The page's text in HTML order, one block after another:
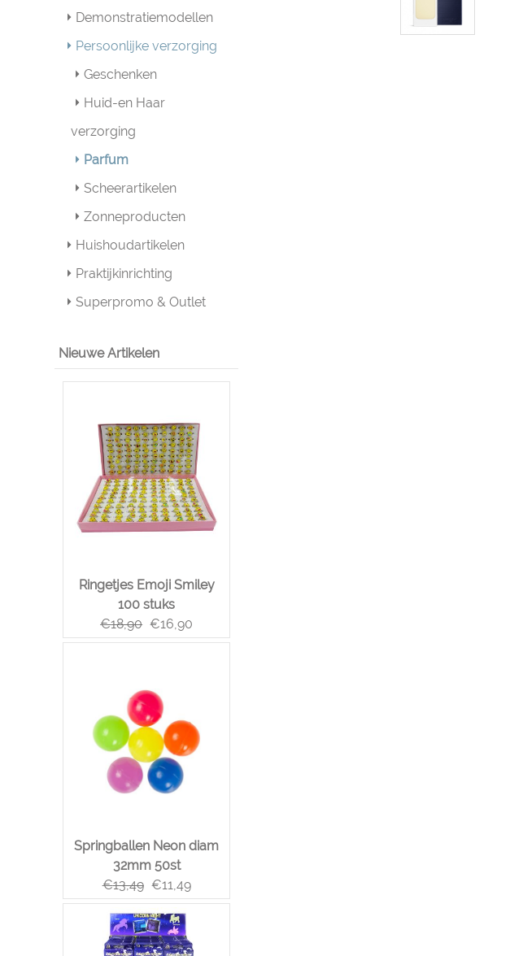
Demonstratiemodellen
Persoonlijke verzorging
Geschenken
Huid-en Haar
verzorging
Parfum
Scheerartikelen
Zonneproducten
Huishoudartikelen
Praktijkinrichting
Superpromo & Outlet
Nieuwe Artikelen
Ringetjes Emoji Smiley
100 stuks
€18,90 €16,90
Springballen Neon diam
32mm 50st
€13,49 €11,49